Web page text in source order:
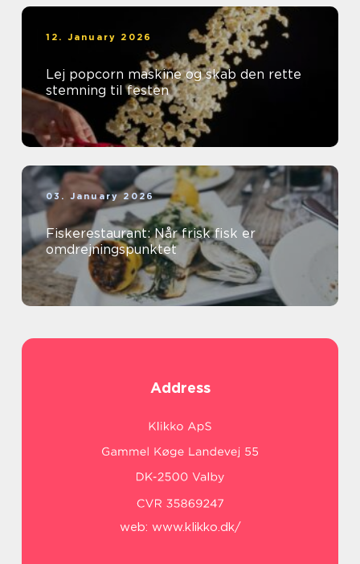
12. January 2026
Lej popcorn maskine og skab den rette
stemning til festen
03. January 2026
Fiskerestaurant: Når frisk fisk er
omdrejningspunktet
Address
web: www.klikko.dk/